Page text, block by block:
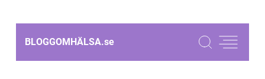
BLOGGOMHÄLSA.se